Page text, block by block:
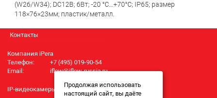
(W26/W34); DC12В; 6Вт; -20 °C...+70°C; IP65; размер
118×76×23мм; пластик/металл.
Контакты
Компания iPera
Телефон:
+7 (495) 019-90-54
Email:
iflow@iflow-russia.ru
IP-видеокамеры iFlow
Продолжая использовать
настоящий сайт, вы даёте